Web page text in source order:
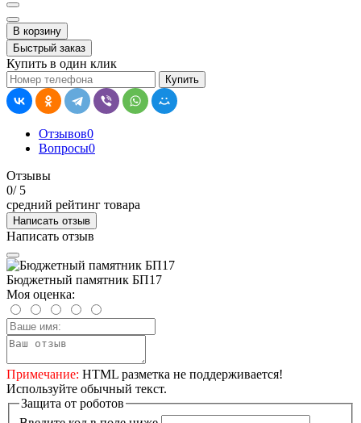
В корзину
Быстрый заказ
Купить в один клик
Купить
Отзывов0
Вопросы0
Отзывы
0/ 5
средний рейтинг товара
Написать отзыв
Написать отзыв
Бюджетный памятник БП17
Моя оценка:
Примечание: HTML разметка не поддерживается!
Используйте обычный текст.
Защита от роботов